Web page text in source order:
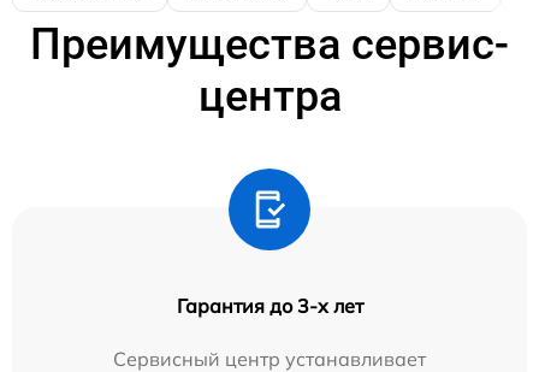
Преимущества сервис-
центра
Гарантия до 3-х лет
Сервисный центр устанавливает